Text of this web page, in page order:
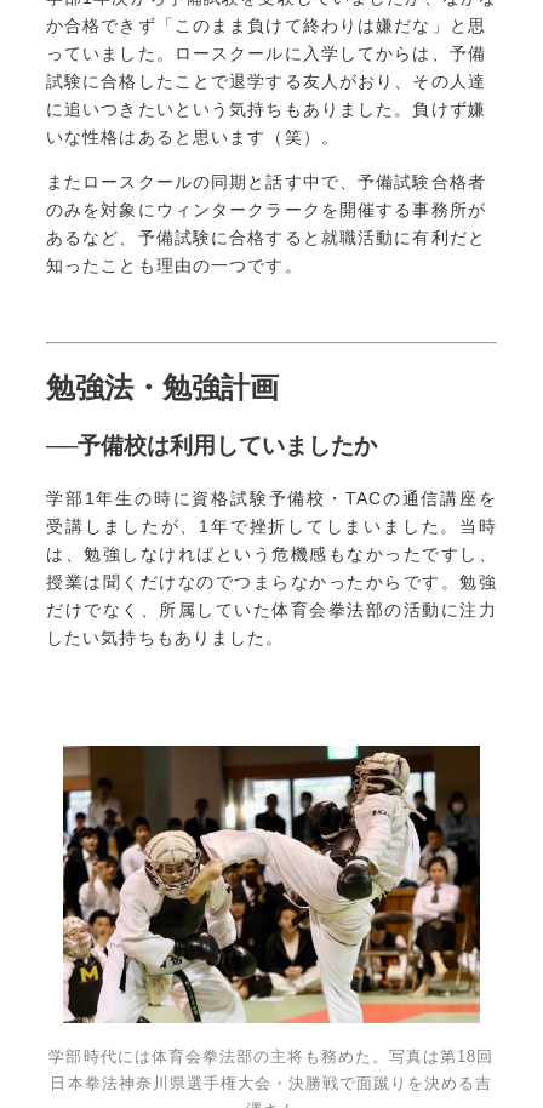
か合格できず「このまま負けて終わりは嫌だな」と思
っていました。ロースクールに入学してからは、予備
試験に合格したことで退学する友人がおり、その人達
に追いつきたいという気持ちもありました。負けず嫌
いな性格はあると思います（笑）。
またロースクールの同期と話す中で、予備試験合格者
のみを対象にウィンタークラークを開催する事務所が
あるなど、予備試験に合格すると就職活動に有利だと
知ったことも理由の一つです。
勉強法・勉強計画
──予備校は利用していましたか
学部1年生の時に資格試験予備校・TACの通信講座を
受講しましたが、1年で挫折してしまいました。当時
は、勉強しなければという危機感もなかったですし、
授業は聞くだけなのでつまらなかったからです。勉強
だけでなく、所属していた体育会拳法部の活動に注力
したい気持ちもありました。
学部時代には体育会拳法部の主将も務めた。写真は第18回
日本拳法神奈川県選手権大会・決勝戦で面蹴りを決める吉